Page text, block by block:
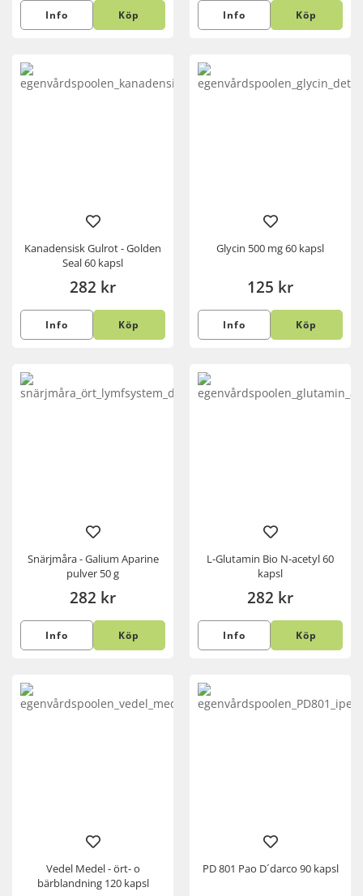
Info Köp Info Köp
Kanadensisk Gulrot - Golden
Seal 60 kapsl
282 kr
Info Köp
Glycin 500 mg 60 kapsl
125 kr
Info Köp
Snärjmåra - Galium Aparine
pulver 50 g
282 kr
Info Köp
L-Glutamin Bio N-acetyl 60
kapsl
282 kr
Info Köp
Vedel Medel - ört- o
bärblandning 120 kapsl
PD 801 Pao D´darco 90 kapsl